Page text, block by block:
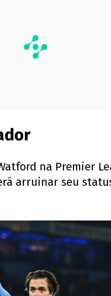
na Premier
arruinar seu